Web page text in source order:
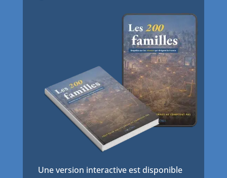
Une version interactive est disponible